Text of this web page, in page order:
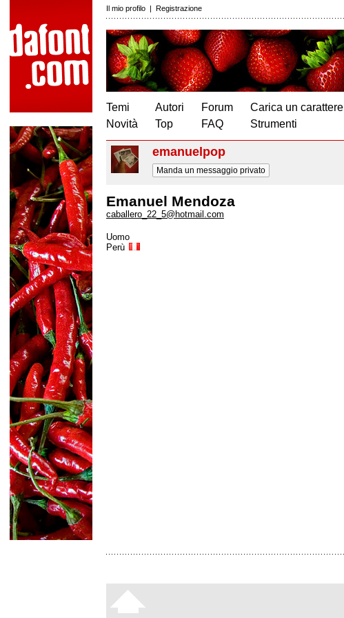
Il mio profilo | Registrazione
Temi
Novità
Autori
Top
Forum
FAQ
Carica un carattere
Strumenti
emanuelpop
Manda un messaggio privato
Emanuel Mendoza
caballero_22_5@hotmail.com
Uomo
Perù